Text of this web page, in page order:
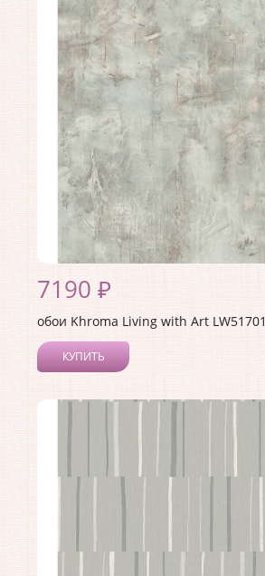
Ширина рулона:0.68
Материал покрытия:Акриловое
Страна:США
Материал основы: Бумага
Раппорт:
7190 ₽
обои Khroma Living with Art LW51701
КУПИТЬ
Коллекция:Living with Art
Ширина рулона:
Страна: США